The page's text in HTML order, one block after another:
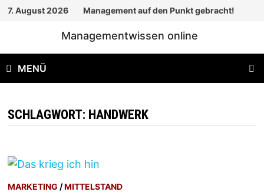
Zum
7. August 2026 Management auf den Punkt gebracht!
Managementwissen online
MENÜ
SCHLAGWORT: HANDWERK
MARKETING /MITTELSTAND